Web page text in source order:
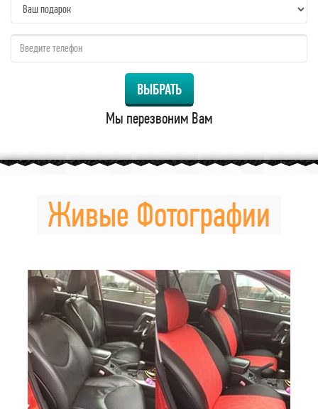
ВЫБРАТЬ
Мы перезвоним Вам
Живые Фотографии